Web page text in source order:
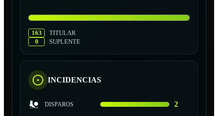
163
TITULAR
0
SUPLENTE
INCIDENCIAS
DISPAROS 2